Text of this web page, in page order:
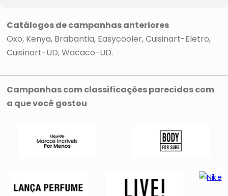
- 220V
- Easycooler
-
3,2x50,8x29,2cm
- Cuisinart-UD
Catálogos de campanhas anteriores
Oxo Kenya Brabantia Easycooler Cuisinart-Eletro
Cuisinart-UD Wacaco-UD
Campanhas com classificações parecidas com
a que você gostou